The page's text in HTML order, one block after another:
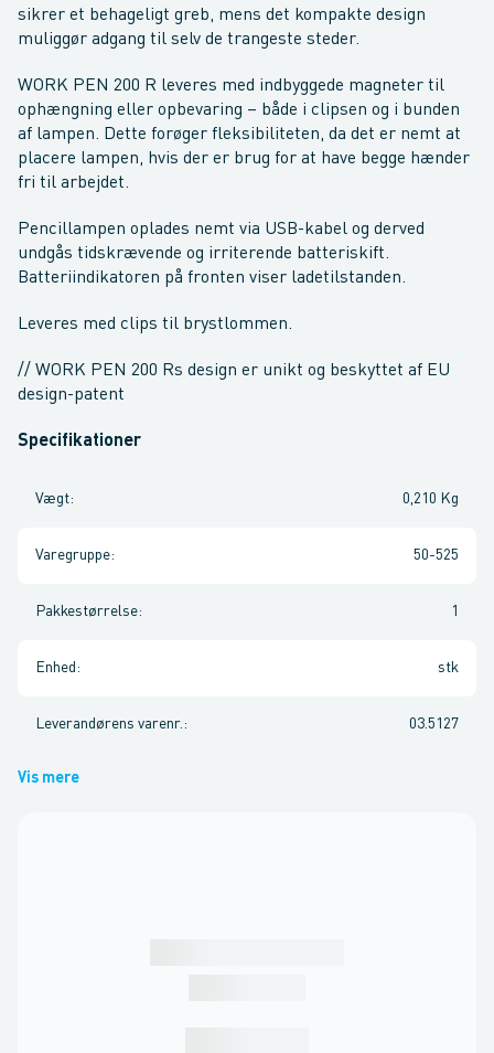
sikrer et behageligt greb, mens det kompakte design
muliggør adgang til selv de trangeste steder.
WORK PEN 200 R leveres med indbyggede magneter til
ophængning eller opbevaring – både i clipsen og i bunden
af lampen. Dette forøger fleksibiliteten, da det er nemt at
placere lampen, hvis der er brug for at have begge hænder
fri til arbejdet.
Pencillampen oplades nemt via USB-kabel og derved
undgås tidskrævende og irriterende batteriskift.
Batteriindikatoren på fronten viser ladetilstanden.
Leveres med clips til brystlommen.
// WORK PEN 200 Rs design er unikt og beskyttet af EU
design-patent
Specifikationer
Vægt: 0,210 Kg
Varegruppe: 50-525
Pakkestørrelse: 1
Enhed : stk
Leverandørens varenr. : 03.5127
Vis mere